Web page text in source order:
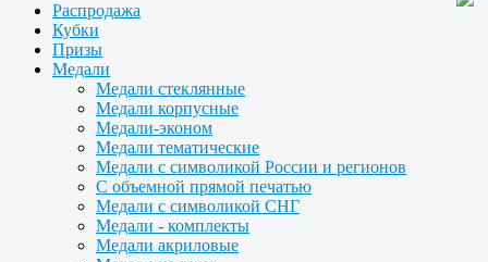
Распродажа
Кубки
Призы
Медали
Медали стеклянные
Медали корпусные
Медали-эконом
Медали тематические
Медали с символикой России и регионов
С объемной прямой печатью
Медали с символикой СНГ
Медали - комплекты
Медали акриловые